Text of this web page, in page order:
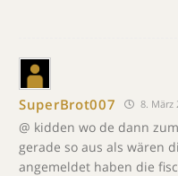
SuperBrot007 8. März
@ kidden wo de dann
gerade so aus als wären
angemeldet haben die